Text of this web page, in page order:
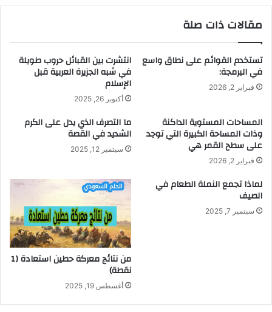
مقالات ذات صلة
تستخدم القوائم على نطاق واسع
في البرمجة:
فبراير 2, 2026
انتشرت بين القبائل حروب طويلة
في شبه الجزيرة العربية قبل
الإسلام
أكتوبر 26, 2025
المساحات المستوية الداكنة
وذات المساحة الكبيرة التي توجد
على سطح القمر هي
فبراير 2, 2026
ما التصرف الذي يدل على الكرم
الشديد في القصة
سبتمبر 12, 2025
لماذا تجمع النملة الطعام في
الصيف
سبتمبر 7, 2025
من نتائج معركة حطين استعادة (1
نقطة)
أغسطس 19, 2025